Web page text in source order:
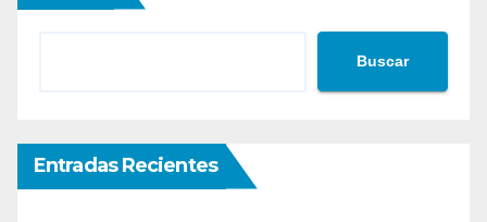
Buscar
Entradas Recientes